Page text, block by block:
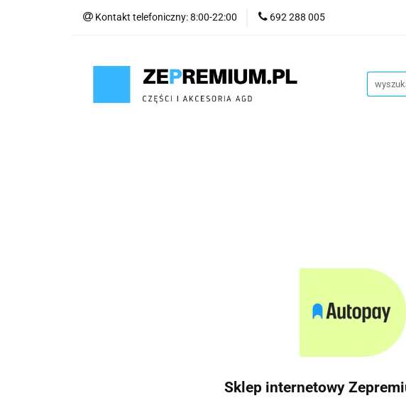
Kontakt telefoniczny: 8:00-22:00 692 288 005
GOTOWANIE POWIETRZE
SYSTEM PRÓŻNIOWY NOŻE
Sklep internetowy